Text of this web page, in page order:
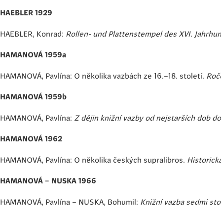
HAEBLER 1929
HAEBLER, Konrad: Rollen- und Plattenstempel des XVI.
HAMANOVÁ 1959a
HAMANOVÁ, Pavlína: O několika vazbách ze 16.–18. století.
HAMANOVÁ 1959b
HAMANOVÁ, Pavlína: Z dějin knižní vazby od nejstarších dob
HAMANOVÁ 1962
HAMANOVÁ, Pavlína: O několika českých supralibros.
HAMANOVÁ – NUSKA 1966
HAMANOVÁ, Pavlína – NUSKA, Bohumil: Knižní vazba sedmi